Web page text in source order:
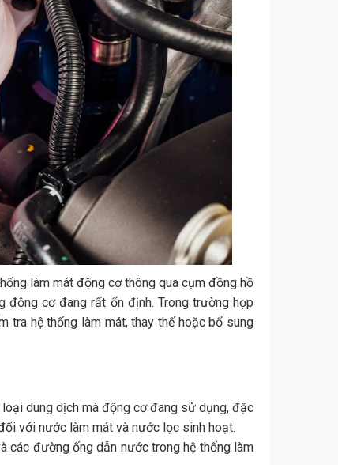
làm mát động cơ thông qua cụm đồng hồ
động cơ đang rất ổn định. Trong trường hợp
tra hệ thống làm mát, thay thế hoặc bổ sung
dung dịch mà động cơ đang sử dụng, đặc
với nước làm mát và nước lọc sinh hoạt.
các đường ống dẫn nước trong hệ thống làm